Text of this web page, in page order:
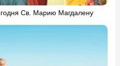
Св. Марию Магдалену